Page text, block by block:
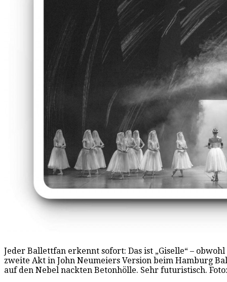
Jeder Ballettfan erkennt sofort: Das ist „Giselle“ –
zweite Akt in John Neumeiers Version beim Hamburg
auf den Nebel nackten Betonhölle. Sehr futuristisch.